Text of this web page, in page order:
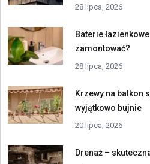
28 lipca, 2026
Baterie
zamontować?
28 lipca, 2026
Krzewy na balkon
wyjątkowo bujnie
20 lipca, 2026
Drenaż –